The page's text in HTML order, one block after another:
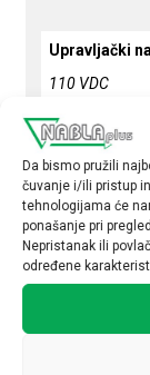
Da bismo pružili
čuvanje i/ili pristup
tehnologijama će
ponašanje pri
Nepristanak ili
određene
Upravljački
110 VDC
Snaga motora
4
Nazivna
9
Broj